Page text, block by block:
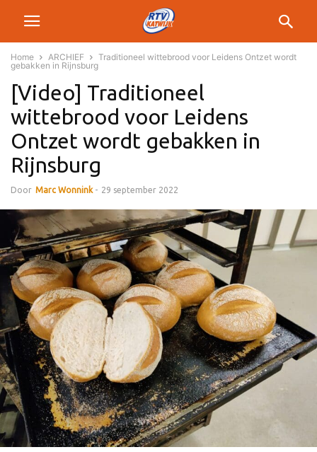
Home ARCHIEF
Traditioneel wittebrood voor Leidens Ontzet wordt
gebakken in Rijnsburg
[Video] Traditioneel
wittebrood voor Leidens
Ontzet wordt gebakken in
Rijnsburg
Door Marc Wonnink - 29 september 2022